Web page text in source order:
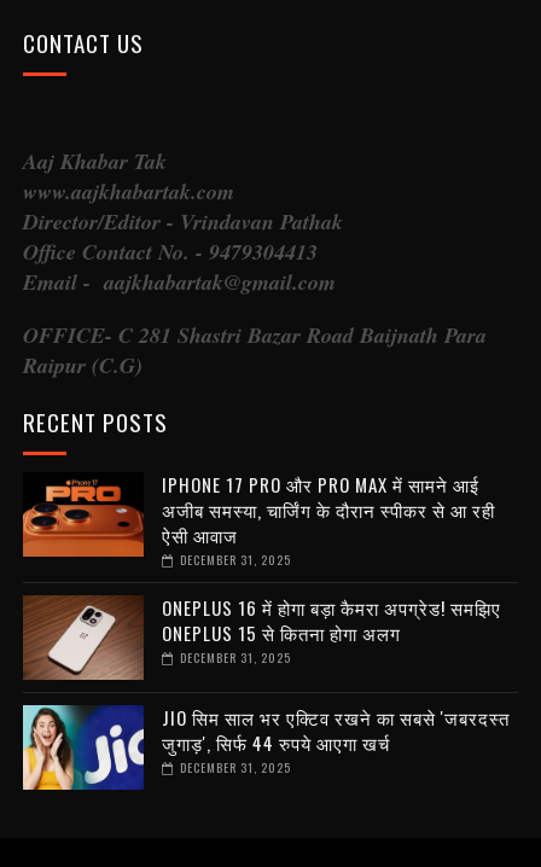
CONTACT US
Aaj Khabar Tak
www.aajkhabartak.com
Director/Editor - Vrindavan Pathak
Office Contact No. - 9479304413
Email - aajkhabartak@gmail.com
OFFICE- C 281 Shastri Bazar Road Baijnath Para
Raipur (C.G)
RECENT POSTS
IPHONE 17 PRO और PRO MAX में सामने आई
अजीब समस्या, चार्जिंग के दौरान स्पीकर से आ रही
ऐसी आवाज
DECEMBER 31, 2025
ONEPLUS 16 में होगा बड़ा कैमरा अपग्रेड! समझिए
ONEPLUS 15 से कितना होगा अलग
DECEMBER 31, 2025
JIO सिम साल भर एक्टिव रखने का सबसे 'जबरदस्त
जुगाड़', सिर्फ 44 रुपये आएगा खर्च
DECEMBER 31, 2025